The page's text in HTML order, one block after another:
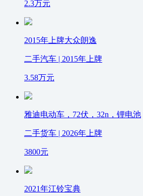
2.3万元
2015年上牌大众朗逸
二手汽车 | 2015年上牌
3.58万元
雅迪电动车，72伏，32n，锂电池
二手货车 | 2026年上牌
3800元
2021年江铃宝典